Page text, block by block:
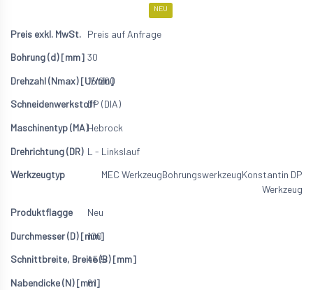
NEU
Preis auf Anfrage
30
15'200
DP (DIA)
Hebrock
L - Linkslauf
MEC WerkzeugBohrungswerkzeugKonstantin DP
Werkzeug
Neu
100
45.5
61